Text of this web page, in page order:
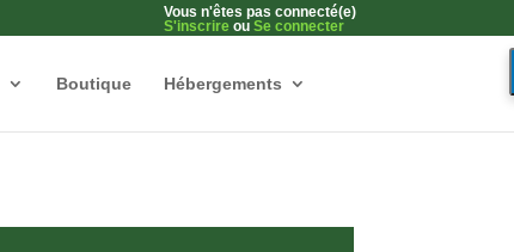
Vous n'êtes pas connecté(e)
S'inscrire ou Se connecter
Boutique Hébergements